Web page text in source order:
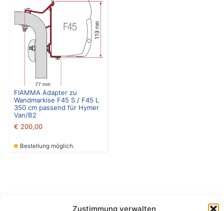
Zustimmung verwalten
FIAMMA Adapter zu
Wandmarkise F45 S / F45 L
350 cm passend für Hymer
Van/B2
€ 200,00
Bestellung möglich.